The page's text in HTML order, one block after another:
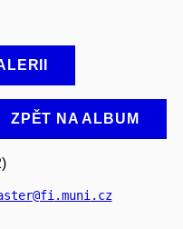
ZPĚT NA ALBUM
@fi.muni.cz